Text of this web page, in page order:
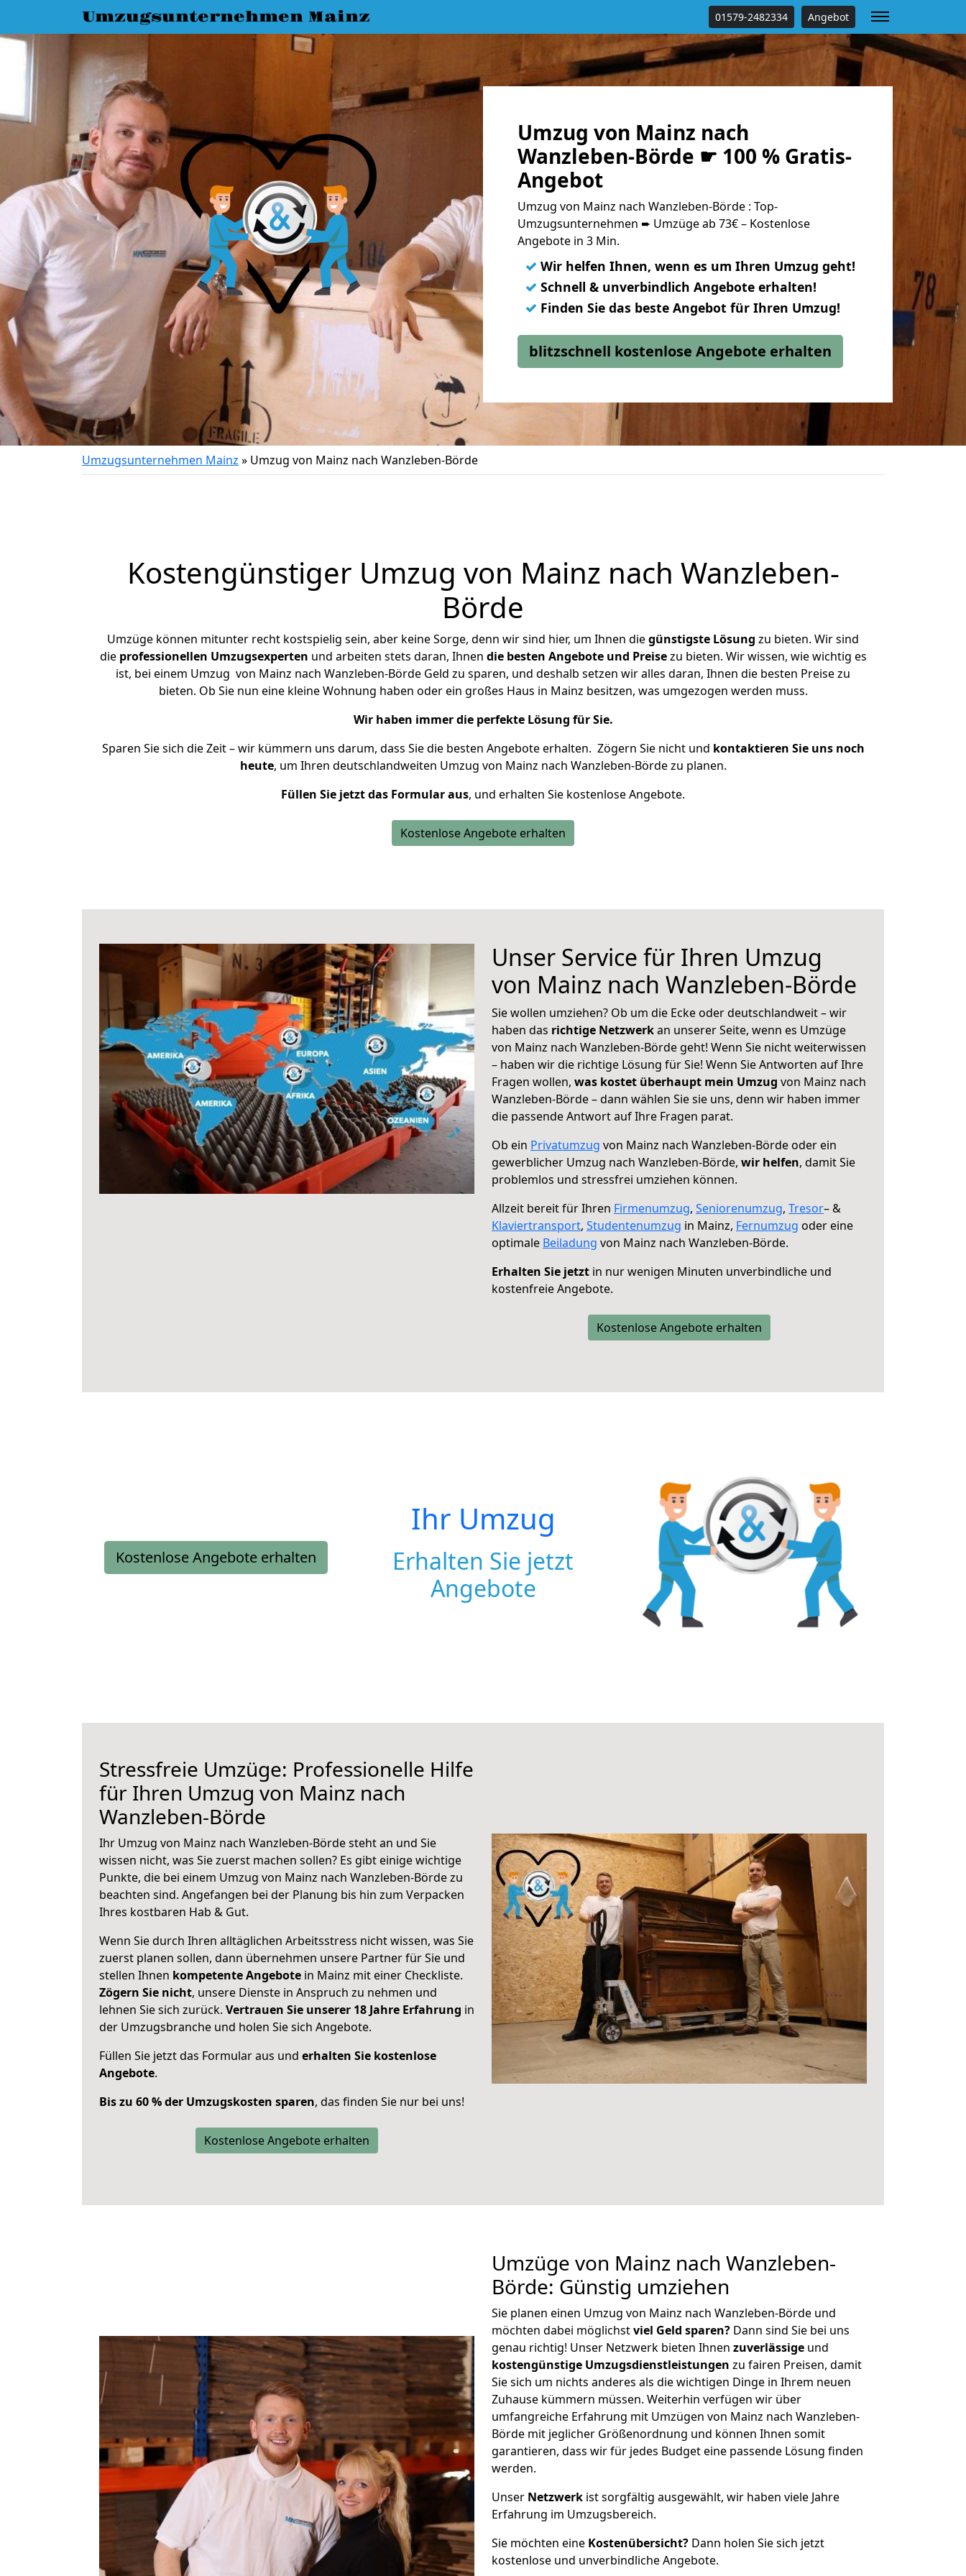
Umzugsunternehmen Mainz 01579-2482334 Angebot
Umzug von Mainz nach
Wanzleben-Börde ☛ 100 % Gratis-
Angebot
Umzug von Mainz nach Wanzleben-Börde : Top-
Umzugsunternehmen ➨ Umzüge ab 73€ – Kostenlose
Angebote in 3 Min.
✓ Wir helfen Ihnen, wenn es um Ihren Umzug geht!
✓ Schnell & unverbindlich Angebote erhalten!
✓ Finden Sie das beste Angebot für Ihren Umzug!
blitzschnell kostenlose Angebote erhalten
Umzugsunternehmen Mainz » Umzug von Mainz nach Wanzleben-Börde
Kostengünstiger Umzug von Mainz nach Wanzleben-
Börde
Umzüge können mitunter recht kostspielig sein, aber keine Sorge, denn wir sind hier, um Ihnen diegünstigste Lösung zu bieten. Wir sind
die professionellen Umzugsexperten und arbeiten stets daran, Ihnen die besten Angebote und Preisezu bieten. Wir wissen, wie wichtig es
ist, bei einem Umzug von Mainz nach Wanzleben-Börde Geld zu sparen, und deshalb setzen wir alles daran, Ihnen die besten Preise zu
bieten. Ob Sie nun eine kleine Wohnung haben oder ein großes Haus in Mainz besitzen, was umgezogen werden muss.
Wir haben immer die perfekte Lösung für Sie.
Sparen Sie sich die Zeit – wir kümmern uns darum, dass Sie die besten Angebote erhalten. Zögern Sie nicht und kontaktieren Sie uns noch
heute, um Ihren deutschlandweiten Umzug von Mainz nach Wanzleben-Börde zu planen.
Füllen Sie jetzt das Formular aus, und erhalten Sie kostenlose Angebote.
Kostenlose Angebote erhalten
Unser Service für Ihren Umzug
von Mainz nach Wanzleben-Börde
Sie wollen umziehen? Ob um die Ecke oder deutschlandweit – wir
haben das richtige Netzwerkan unserer Seite, wenn es Umzüge
von Mainz nach Wanzleben-Börde geht! Wenn Sie nicht weiterwissen
– haben wir die richtige Lösung für Sie! Wenn Sie Antworten auf Ihre
Fragen wollen, was kostet überhaupt mein Umzug von Mainz nach
Wanzleben-Börde – dann wählen Sie sie uns, denn wir haben immer
die passende Antwort auf Ihre Fragen parat.
Ob ein Privatumzug von Mainz nach Wanzleben-Börde oder ein
gewerblicher Umzug nach Wanzleben-Börde, wir helfen, damit Sie
problemlos und stressfrei umziehen können.
Allzeit bereit für Ihren Firmenumzug, Seniorenumzug, Tresor– &
Klaviertransport, Studentenumzug in Mainz, Fernumzug oder eine
optimale Beiladung von Mainz nach Wanzleben-Börde.
Erhalten Sie jetzt in nur wenigen Minuten unverbindliche und
kostenfreie Angebote.
Kostenlose Angebote erhalten
Kostenlose Angebote erhalten
Ihr Umzug
Erhalten Sie jetzt
Angebote
Stressfreie Umzüge: Professionelle Hilfe
für Ihren Umzug von Mainz nach
Wanzleben-Börde
Ihr Umzug von Mainz nach Wanzleben-Börde steht an und Sie
wissen nicht, was Sie zuerst machen sollen? Es gibt einige wichtige
Punkte, die bei einem Umzug von Mainz nach Wanzleben-Börde zu
beachten sind. Angefangen bei der Planung bis hin zum Verpacken
Ihres kostbaren Hab & Gut.
Wenn Sie durch Ihren alltäglichen Arbeitsstress nicht wissen, was Sie
zuerst planen sollen, dann übernehmen unsere Partner für Sie und
stellen Ihnen kompetente Angebote in Mainz mit einer Checkliste.
Zögern Sie nicht, unsere Dienste in Anspruch zu nehmen und
lehnen Sie sich zurück. Vertrauen Sie unserer 18 Jahre Erfahrung in
der Umzugsbranche und holen Sie sich Angebote.
Füllen Sie jetzt das Formular aus und erhalten Sie kostenlose
Angebote.
Bis zu 60 % der Umzugskosten sparen, das finden Sie nur bei uns!
Kostenlose Angebote erhalten
Umzüge von Mainz nach Wanzleben-
Börde: Günstig umziehen
Sie planen einen Umzug von Mainz nach Wanzleben-Börde und
möchten dabei möglichstviel Geld sparen? Dann sind Sie bei uns
genau richtig! Unser Netzwerk bieten Ihnen zuverlässige und
kostengünstige Umzugsdienstleistungen zu fairen Preisen, damit
Sie sich um nichts anderes als die wichtigen Dinge in Ihrem neuen
Zuhause kümmern müssen. Weiterhin verfügen wir über
umfangreiche Erfahrung mit Umzügen von Mainz nach Wanzleben-
Börde mit jeglicher Größenordnung und können Ihnen somit
garantieren, dass wir für jedes Budget eine passende Lösung finden
werden.
Unser Netzwerk ist sorgfältig ausgewählt, wir haben viele Jahre
Erfahrung im Umzugsbereich.
Sie möchten eine Kostenübersicht? Dann holen Sie sich jetzt
kostenlose und unverbindliche Angebote.